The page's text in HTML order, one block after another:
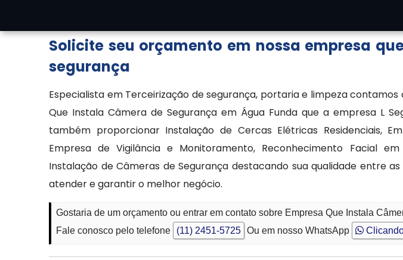
Solicite seu orçamento em nossa empresa
segurança
Especialista em Terceirização de segurança, portaria e limpeza
Que Instala Câmera de Segurança em Água Funda que a empresa L
também proporcionar Instalação de Cercas Elétricas Residenciais,
Empresa de Vigilância e Monitoramento, Reconhecimento Facial
Instalação de Câmeras de Segurança destacando sua qualidade entre
atender e garantir o melhor negócio.
Gostaria de um orçamento ou entrar em contato sobre Empresa Que Instala
Fale conosco pelo telefone
(11) 2451-5725 Ou em nosso WhatsApp